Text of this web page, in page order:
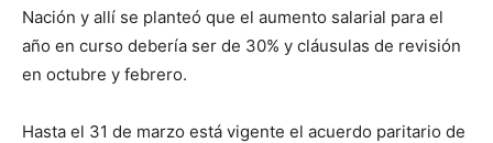
Nación y allí se planteó que el aumento salarial para el
año en curso debería ser de 30% y cláusulas de revisión
en octubre y febrero.
Hasta el 31 de marzo está vigente el acuerdo paritario de